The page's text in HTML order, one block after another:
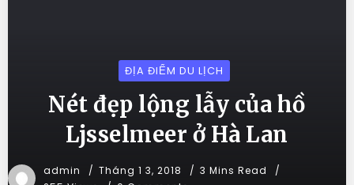
ĐỊA ĐIỂM DU LỊCH
Nét đẹp lộng lẫy của hồ
Ljsselmeer ở Hà Lan
admin Tháng 1 3, 2018
3 Mins Read